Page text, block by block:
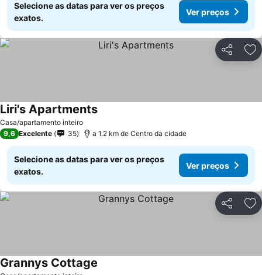
Selecione as datas para ver os preços
exatos.
Ver preços
Partilhar
Casa/apartamento inteiro
Liri's Apartments
9,6 Excelente 35 a 1.2 km de Centro da cidade
Selecione as datas para ver os preços
exatos.
Ver preços
Partilhar
Grannys Cottage